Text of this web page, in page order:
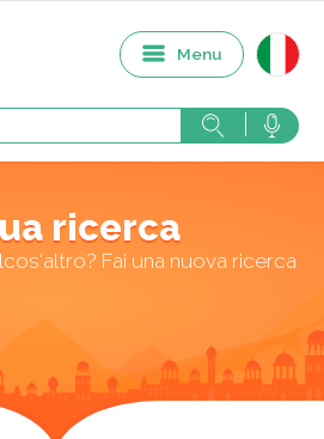
Menu
ricerca
Fai una nuova ricerca